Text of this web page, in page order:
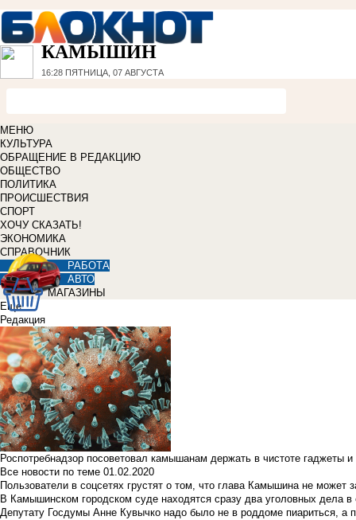
КАМЫШИН
16:28 ПЯТНИЦА, 07 АВГУСТА
МЕНЮ
КУЛЬТУРА
ОБРАЩЕНИЕ В РЕДАКЦИЮ
ОБЩЕСТВО
ПОЛИТИКА
ПРОИСШЕСТВИЯ
СПОРТ
ХОЧУ СКАЗАТЬ!
ЭКОНОМИКА
СПРАВОЧНИК
РАБОТА
АВТО
МАГАЗИНЫ
Еще
Редакция
Роспотребнадзор посоветовал камышанам держать в чистоте гаджеты
Все новости по теме 01.02.2020
Пользователи в соцсетях грустят о том, что глава Камышина не может
В Камышинском городском суде находятся сразу два уголовных дела
Депутату Госдумы Анне Кувычко надо было не в роддоме пиариться, а